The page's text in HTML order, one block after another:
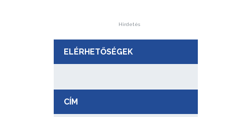
Hirdetés
ELÉRHETŐSÉGEK
CÍM